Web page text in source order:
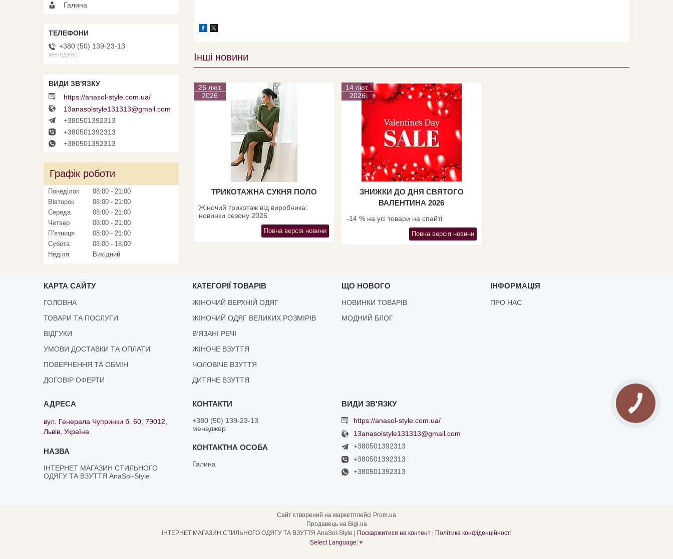
Інші новини
26 лют.
2026
ТРИКОТАЖНА СУКНЯ ПОЛО
Жіночий трикотаж від виробника:
новинки сезону 2026
Повна версія новини
14 лют.
2026
ЗНИЖКИ ДО ДНЯ СВЯТОГО
ВАЛЕНТИНА 2026
-14 % на усі товари на спайті
Повна версія новини
Галина
+380 (50) 139-23-13
менеджер
https://anasol-style.com.ua/
13anasolstyle131313@gmail.com
+380501392313
+380501392313
+380501392313
Графік роботи
Понеділок 08:00
21:00
Вівторок
08:00
21:00
Середа
08:00
21:00
Четвер
08:00
21:00
Пʼятниця
08:00
21:00
Субота
08:00
18:00
Неділя
Вихідний
КАРТА САЙТУ
ГОЛОВНА
ТОВАРИ ТА ПОСЛУГИ
ВІДГУКИ
УМОВИ ДОСТАВКИ ТА ОПЛАТИ
ПОВЕРНЕННЯ ТА ОБМІН
ДОГОВІР ОФЕРТИ
КАТЕГОРІЇ ТОВАРІВ
ЖІНОЧИЙ ВЕРХНІЙ ОДЯГ
ЖІНОЧИЙ ОДЯГ ВЕЛИКИХ РОЗМІРІВ
В'ЯЗАНІ РЕЧІ
ЖІНОЧЕ ВЗУТТЯ
ЧОЛОВІЧЕ ВЗУТТЯ
ДИТЯЧЕ ВЗУТТЯ
ЩО НОВОГО
НОВИНКИ ТОВАРІВ
МОДНИЙ БЛОГ
ІНФОРМАЦІЯ
ПРО НАС
вул. Генерала Чупринки б. 60, 79012,
Львів, Україна
ІНТЕРНЕТ МАГАЗИН СТИЛЬНОГО
ОДЯГУ ТА ВЗУТТЯ AnaSol-Style
+380 (50) 139-23-13
менеджер
Галина
https://anasol-style.com.ua/
13anasolstyle131313@gmail.com
+380501392313
+380501392313
+380501392313
Сайт створений на маркетплейсі Prom.ua
Продавець на Bigl.ua
Поскаржитися на контент
Політика конфіденційності
Select Language ▼